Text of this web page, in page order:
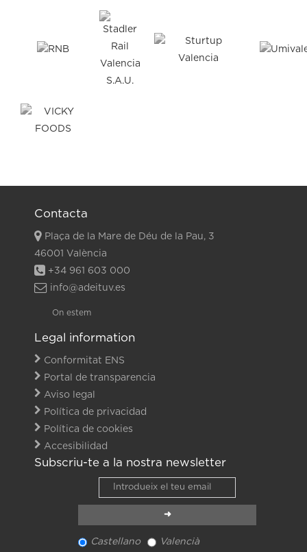
Contacta
Plaça de la Mare de Déu de la Pau, 3
46001 València
+34 961 603 000
info@adeituv.es
On estem
Legal information
Conformitat ENS
Portal de transparencia
Aviso legal
Política de privacidad
Política de cookies
Accesibilidad
Subscriu-te a la nostra newsletter
Castellano Valencià